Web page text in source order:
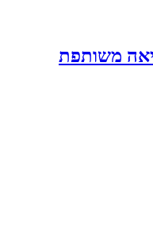
משותפת